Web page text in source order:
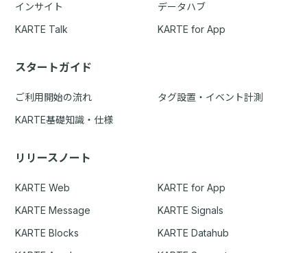
インサイト
データハブ
KARTE Talk
KARTE for App
スタートガイド
ご利用開始の流れ
タグ設置・イベント計測
KARTE基礎知識・仕様
リリースノート
KARTE Web
KARTE for App
KARTE Message
KARTE Signals
KARTE Blocks
KARTE Datahub